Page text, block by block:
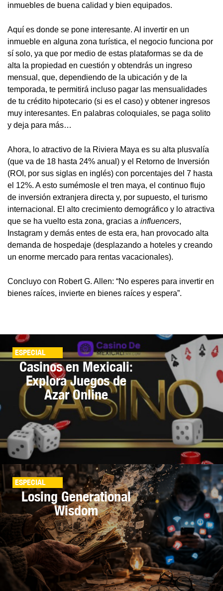
inmuebles de buena calidad y bien equipados.
Aquí es donde se pone interesante. Al invertir en un
inmueble en alguna zona turística, el negocio funciona por
sí solo, ya que por medio de estas plataformas se da de
alta la propiedad en cuestión y obtendrás un ingreso
mensual, que, dependiendo de la ubicación y de la
temporada, te permitirá incluso pagar las mensualidades
de tu crédito hipotecario (si es el caso) y obtener ingresos
muy interesantes. En palabras coloquiales, se paga solito
y deja para más…
Ahora, lo atractivo de la Riviera Maya es su alta plusvalía
(que va de 18 hasta 24% anual) y el Retorno de Inversión
(ROI, por sus siglas en inglés) con porcentajes del 7 hasta
el 12%. A esto sumémosle el tren maya, el continuo flujo
de inversión extranjera directa y, por supuesto, el turismo
internacional. El alto crecimiento demográfico y lo atractiva
que se ha vuelto esta zona, gracias a influencers,
Instagram y demás entes de esta era, han provocado alta
demanda de hospedaje (desplazando a hoteles y creando
un enorme mercado para rentas vacacionales).
Concluyo con Robert G. Allen: “No esperes para invertir en
bienes raíces, invierte en bienes raíces y espera”.
ESPECIAL
Casinos en Mexicali:
Explora Juegos de
Azar Online
ESPECIAL
Losing Generational
Wisdom